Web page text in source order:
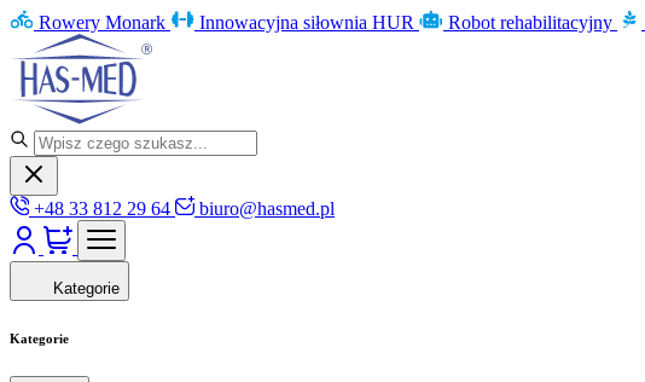
Rowery Monark Innowacyjna siłownia HUR Robot rehabilitacyjny
+48 33 812 29 64 biuro@hasmed.pl
Kategorie
Kategorie